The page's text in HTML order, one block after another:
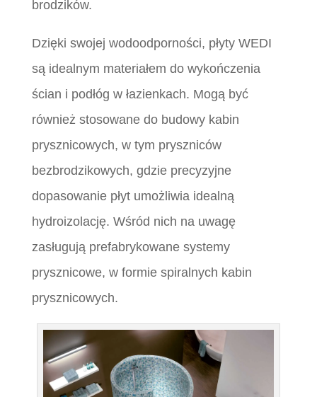
brodzików.
Dzięki swojej wodoodporności, płyty WEDI
są idealnym materiałem do wykończenia
ścian i podłóg w łazienkach. Mogą być
również stosowane do budowy kabin
prysznicowych, w tym pryszniców
bezbrodzikowych, gdzie precyzyjne
dopasowanie płyt umożliwia idealną
hydroizolację. Wśród nich na uwagę
zasługują prefabrykowane systemy
prysznicowe, w formie spiralnych kabin
prysznicowych.